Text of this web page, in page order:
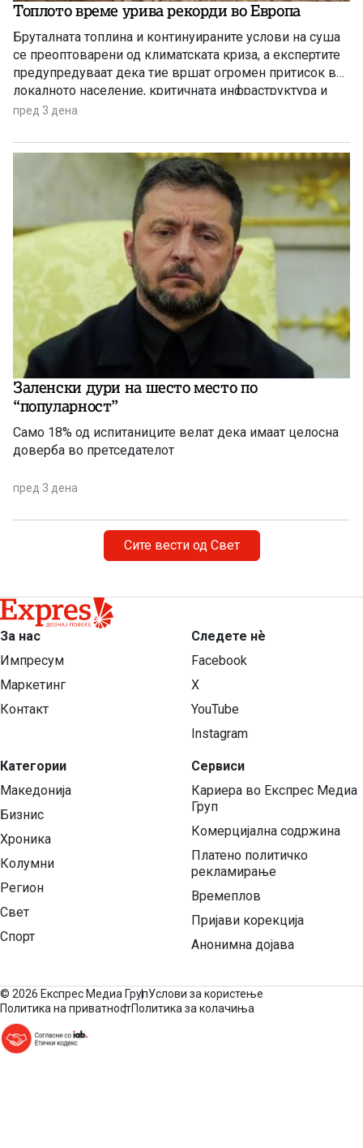
Топлото време урива рекорди во Европа
Бруталната топлина и континуираните услови на суша
се преоптоварени од климатската криза, а експертите
предупредуваат дека тие вршат огромен притисок врз
локалното население, критичната инфраструктура и
дивиот свет низ целиот регион.
пред 3 дена
Заленски дури на шесто место по
“популарност”
Само 18% од испитаниците велат дека имаат целосна
доверба во претседателот
пред 3 дена
Сите вести од Свет
За нас
Импресум
Маркетинг
Контакт
Категории
Македонија
Бизнис
Хроника
Колумни
Регион
Свет
Спорт
Следете нѐ
Facebook
X
YouTube
Instagram
Сервиси
Кариера во Експрес Медиа
Груп
Комерцијална содржина
Платено политичко
рекламирање
Времеплов
Пријави корекција
Анонимна дојава
© 2026 Експрес Медиа ГрупУслови за користење
Политика на приватностПолитика за колачиња